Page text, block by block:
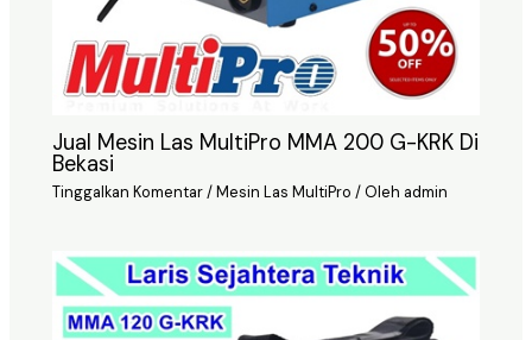
Jual Mesin Las MultiPro MMA 200 G-KRK Di
Bekasi
Tinggalkan Komentar/Mesin Las MultiPro / Oleh admin